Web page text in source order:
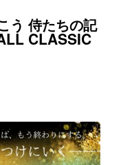
う 侍たちの記
CLASSIC